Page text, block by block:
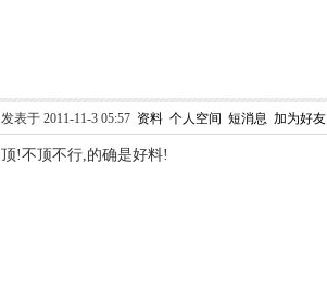
发表于 2011-11-3 05:57 资料 个人空间 短消息 加为好友
顶!不顶不行,的确是好料!